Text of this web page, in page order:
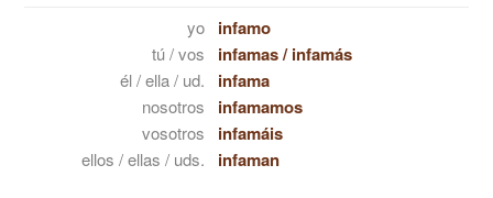
yo infamo
tú / vos infamas/infamás
él / ella / ud. infama
nosotros infamamos
vosotros infamáis
ellos / ellas / uds. infaman